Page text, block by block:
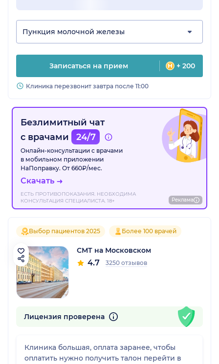
Пункция молочной железы
Записаться на прием + 200
Клиника перезвонит завтра после 11:00
Безлимитный чат
с врачами
24/7
Онлайн-консультации с врачами
в мобильном приложении
НаПоправку. От 660₽/мес.
Скачать
ЕСТЬ ПРОТИВОПОКАЗАНИЯ. НЕОБХОДИМА
КОНСУЛЬТАЦИЯ СПЕЦИАЛИСТА. 18+
Реклама
Выбор пациентов 2025 Более 100 врачей
СМТ на Московском
4.7 3250 отзывов
Лицензия проверена
Клиника большая, оплата заранее, чтобы
оплатить нужно получить талон перейти в